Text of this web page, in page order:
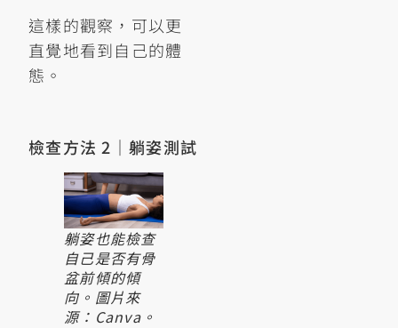
這樣的觀察，可以更
直覺地看到自己的體
態。
檢查方法 2｜躺姿測試
躺姿也能檢查
自己是否有骨
盆前傾的傾
向。圖片來
源：Canva。